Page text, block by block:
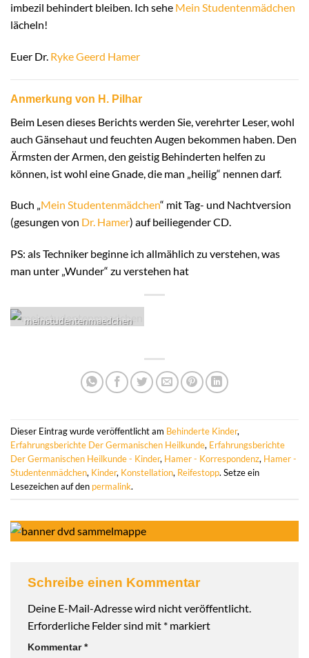
imbezil behindert bleiben. Ich sehe Mein Studentenmädchen
lächeln!
Euer Dr. Ryke Geerd Hamer
Anmerkung von H. Pilhar
Beim Lesen dieses Berichts werden Sie, verehrter Leser, wohl
auch Gänsehaut und feuchten Augen bekommen haben. Den
Ärmsten der Armen, den geistig Behinderten helfen zu
können, ist wohl eine Gnade, die man „heilig“ nennen darf.
Buch „Mein Studentenmädchen“ mit Tag- und Nachtversion
(gesungen von Dr. Hamer) auf beiliegender CD.
PS: als Techniker beginne ich allmählich zu verstehen, was
man unter „Wunder“ zu verstehen hat
meinstudentenmaedchen
Dieser Eintrag wurde veröffentlicht am Behinderte Kinder,
Erfahrungsberichte Der Germanischen Heilkunde, Erfahrungsberichte
Der Germanischen Heilkunde - Kinder, Hamer - Korrespondenz, Hamer -
Studentenmädchen, Kinder, Konstellation, Reifestopp. Setze ein
Lesezeichen auf den permalink.
Schreibe einen Kommentar
Deine E-Mail-Adresse wird nicht veröffentlicht.
Erforderliche Felder sind mit * markiert
Kommentar*